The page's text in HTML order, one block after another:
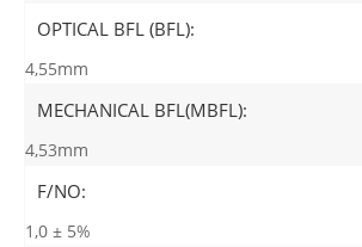
OPTICAL BFL (BFL):
4,55mm
MECHANICAL BFL(MBFL):
4,53mm
F/NO:
1,0 ± 5%